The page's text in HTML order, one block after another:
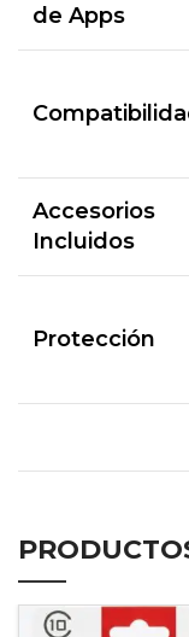
de Apps
Accesorios
Incluidos
Protección